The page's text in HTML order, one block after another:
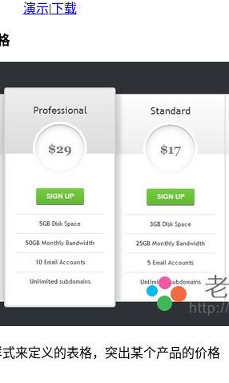
演示|下载
来定义的表格，突出某个产品的价格